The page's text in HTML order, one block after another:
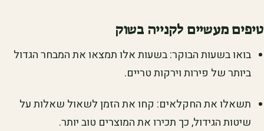
טיפים מעשיים לקנייה בשוק
בואו בשעות הבוקר: בשעות אלו תמצאו את המבחר הגדול
ביותר של פירות וירקות טריים.
תשאלו את החקלאים: קחו את הזמן לשאול שאלות על
שיטות הגידול, כך תכירו את המוצרים טוב יותר.